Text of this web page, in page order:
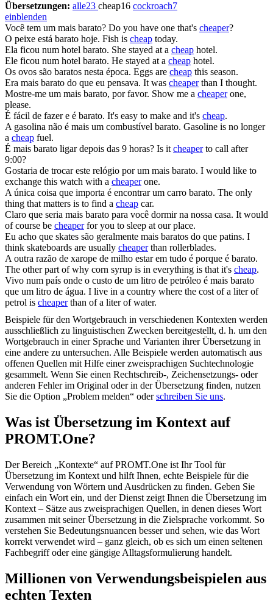
Übersetzungen: alle23 cheap16 cockroach7
einblenden
Você tem um mais barato? Do you have one that's cheaper?
O peixe está barato hoje. Fish is cheap today.
Ela ficou num hotel barato. She stayed at a cheap hotel.
Ele ficou num hotel barato. He stayed at a cheap hotel.
Os ovos são baratos nesta época. Eggs are cheap this season.
Era mais barato do que eu pensava. It was cheaperthan I thought.
Mostre-me um mais barato, por favor. Show me a cheaperone,
please.
É fácil de fazer e é barato. It's easy to make and it's cheap.
A gasolina não é mais um combustível barato. Gasoline is no longer
a cheap fuel.
É mais barato ligar depois das 9 horas? Is itcheaperto call after
9:00?
Gostaria de trocar este relógio por um mais barato. I would like to
exchange this watch with a cheaperone.
A única coisa que importa é encontrar um carro barato. The only
thing that matters is to find a cheap car.
Claro que seria mais barato para você dormir na nossa casa. It would
of course be cheaperfor you to sleep at our place.
Eu acho que skates são geralmente mais baratos do que patins. I
think skateboards are usually cheaperthan rollerblades.
A outra razão de xarope de milho estar em tudo é porque é barato.
The other part of why corn syrup is in everything is that it's cheap.
Vivo num país onde o custo de um litro de petróleo é mais barato
que um litro de água. I live in a country where the cost of a liter of
petrol is cheaperthan of a liter of water.
Beispiele für den Wortgebrauch in verschiedenen Kontexten werden
ausschließlich zu linguistischen Zwecken bereitgestellt, d. h. um den
Wortgebrauch in einer Sprache und Varianten ihrer Übersetzung in
eine andere zu untersuchen. Alle Beispiele werden automatisch aus
offenen Quellen mit Hilfe einer zweisprachigen Suchtechnologie
gesammelt. Wenn Sie einen Rechtschreib-, Zeichensetzungs- oder
anderen Fehler im Original oder in der Übersetzung finden, nutzen
Sie die Option „Problem melden“ oderschreiben Sie uns.
Was ist Übersetzung im Kontext auf
PROMT.One?
Der Bereich „Kontexte“ auf PROMT.One ist Ihr Tool für
Übersetzung im Kontext und hilft Ihnen, echte Beispiele für die
Verwendung von Wörtern und Ausdrücken zu finden. Geben Sie
einfach ein Wort ein, und der Dienst zeigt Ihnen die Übersetzung im
Kontext – Sätze aus zweisprachigen Quellen, in denen dieses Wort
zusammen mit seiner Übersetzung in die Zielsprache vorkommt. So
verstehen Sie Bedeutungsnuancen besser und sehen, wie das Wort
korrekt verwendet wird – ganz gleich, ob es sich um einen seltenen
Fachbegriff oder eine gängige Alltagsformulierung handelt.
Millionen von Verwendungsbeispielen aus
echten Texten